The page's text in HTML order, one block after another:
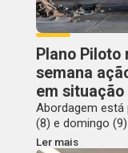
Plano
semana
em situação
Abordagem está
(8) e domingo
Ler mais